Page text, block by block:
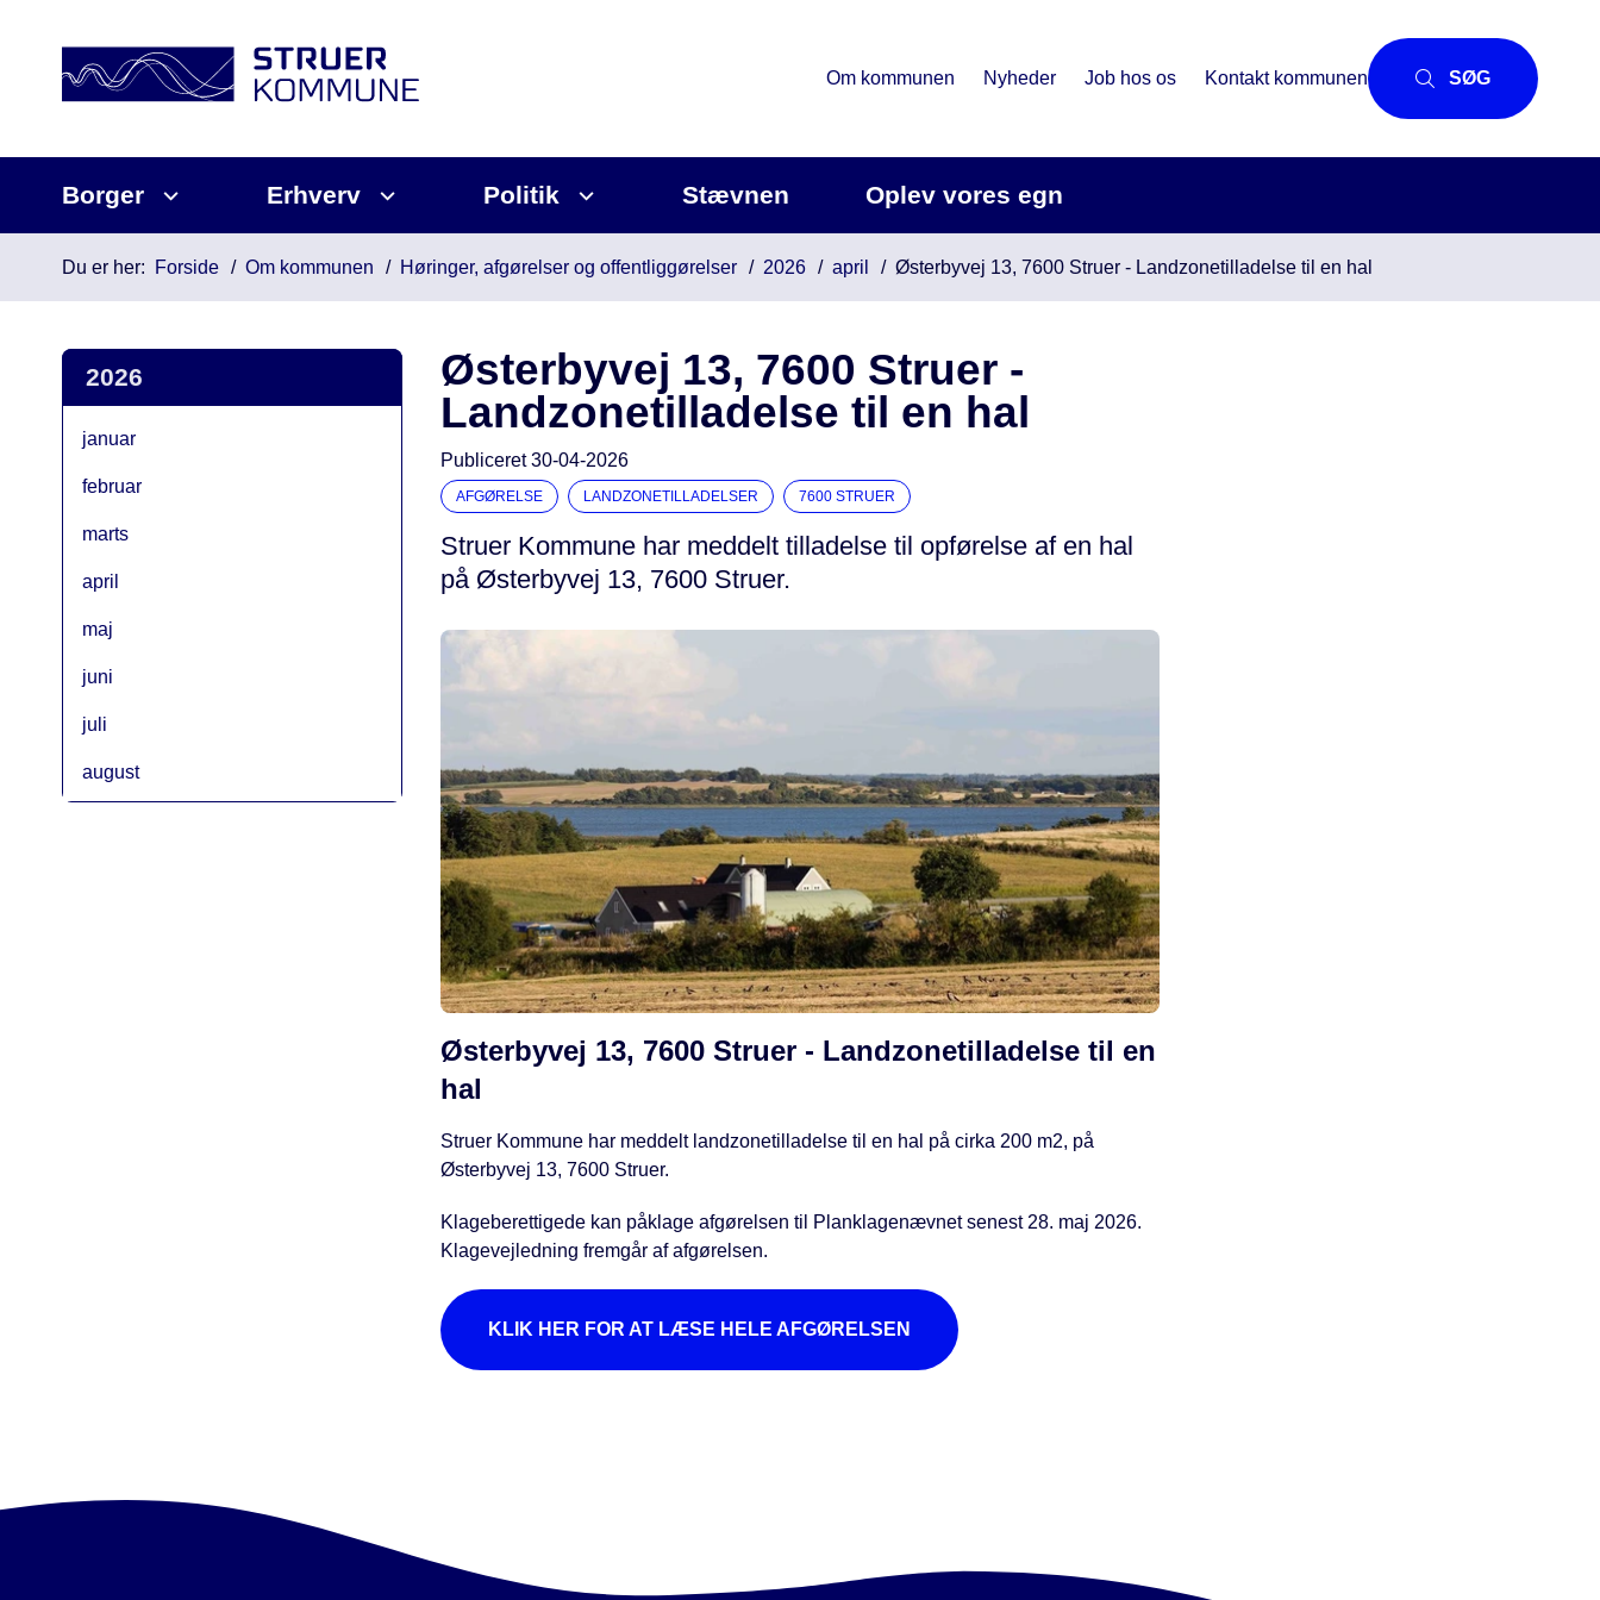
Om kommunen Nyheder Job hos os Kontakt kommunen SØG
Borger Erhverv Politik Stævnen Oplev vores egn
Du er her: Forside Om kommunen Høringer, afgørelser og offentliggørelser 2026 april Østerbyvej 13, 7600 Struer - Landzonetilladelse til en hal
2026
januar
februar
marts
april
maj
juni
juli
august
Østerbyvej 13, 7600 Struer -
Landzonetilladelse til en hal
Publiceret30-04-2026
AFGØRELSE LANDZONETILLADELSER 7600 STRUER
Struer Kommune har meddelt tilladelse til opførelse af en hal
på Østerbyvej 13, 7600 Struer.
Østerbyvej 13, 7600 Struer - Landzonetilladelse til en
hal
Struer Kommune har meddelt landzonetilladelse til en hal på cirka 200 m2, på
Østerbyvej 13, 7600 Struer.
Klageberettigede kan påklage afgørelsen til Planklagenævnet senest 28. maj 2026.
Klagevejledning fremgår af afgørelsen.
KLIK HER FOR AT LÆSE HELE AFGØRELSEN